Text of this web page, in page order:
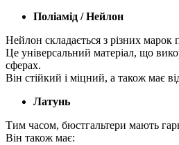
Поліамід / Нейлон
Нейлон складається з різних марок
Це універсальний матеріал, що
сферах.
Він стійкий і міцний, а також має
Латунь
Тим часом, бюстгальтери мають
Він також має: